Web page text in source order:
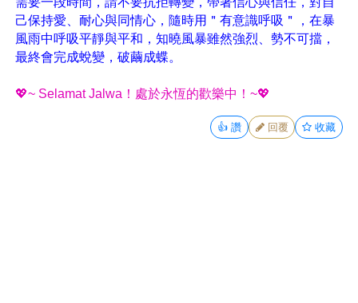
己保持愛、耐心與同情心，隨時用＂有意識呼吸＂，在暴
風雨中呼吸平靜與平和，知曉風暴雖然強烈、勢不可擋，
最終會完成蛻變，破繭成蝶。
💖~ Selamat Jalwa！處於永恆的歡樂中！~💖
👍 讚 回覆 收藏